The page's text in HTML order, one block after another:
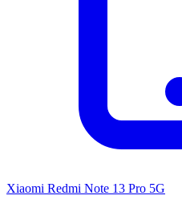
Xiaomi Redmi Note 13 Pro 5G